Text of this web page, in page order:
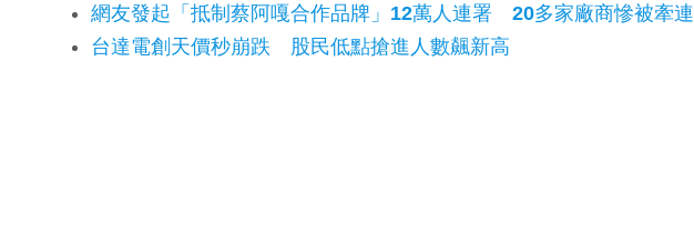
網友發起「抵制蔡阿嘎合作品牌」12萬人連署 20多家廠商慘被牽連
台達電創天價秒崩跌 股民低點搶進人數飆新高